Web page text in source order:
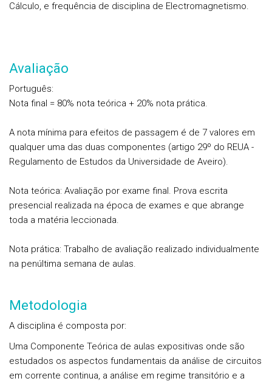
Cálculo, e frequência de disciplina de Electromagnetismo.
Avaliação
Português:
Nota final = 80% nota teórica + 20% nota prática.
A nota mínima para efeitos de passagem é de 7 valores em
qualquer uma das duas componentes (artigo 29º do REUA -
Regulamento de Estudos da Universidade de Aveiro).
Nota teórica: Avaliação por exame final. Prova escrita
presencial realizada na época de exames e que abrange
toda a matéria leccionada.
Nota prática: Trabalho de avaliação realizado individualmente
na penúltima semana de aulas.
Metodologia
A disciplina é composta por:
Uma Componente Teórica de aulas expositivas onde são
estudados os aspectos fundamentais da análise de circuitos
em corrente continua, a análise em regime transitório e a